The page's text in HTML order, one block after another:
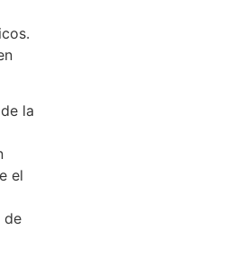
la
el
de